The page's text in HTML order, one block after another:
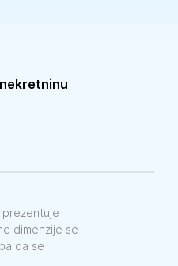
prezentuje
dimenzije se
da se